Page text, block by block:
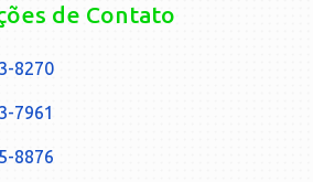
de Contato
8270
7961
8876